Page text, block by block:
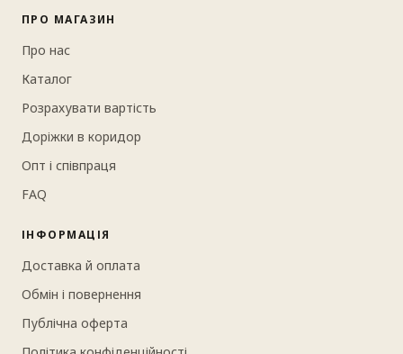
ПРО МАГАЗИН
Про нас
Каталог
Розрахувати вартість
Доріжки в коридор
Опт і співпраця
FAQ
ІНФОРМАЦІЯ
Доставка й оплата
Обмін і повернення
Публічна оферта